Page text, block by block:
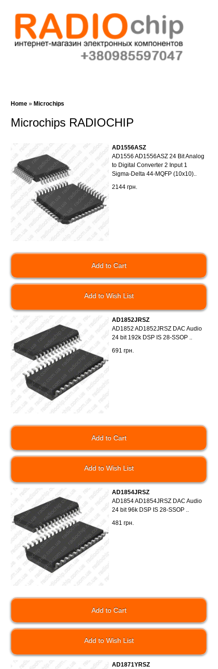
Home »Microchips
Microchips RADIOCHIP
Add to Wish List
2144 грн.
AD1556ASZ
AD1556 AD1556ASZ 24 Bit Analog
to Digital Converter 2 Input 1
Sigma-Delta 44-MQFP (10x10)..
Add to Wish List
691 грн.
AD1852JRSZ
AD1852 AD1852JRSZ DAC Audio
24 bit 192k DSP IS 28-SSOP ..
Add to Wish List
481 грн.
AD1854JRSZ
AD1854 AD1854JRSZ DAC Audio
24 bit 96k DSP IS 28-SSOP ..
AD1871YRSZ